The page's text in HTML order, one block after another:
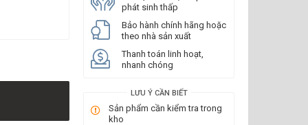
phát sinh thấp
Bảo hành chính hãng hoặc
theo nhà sản xuất
Thanh toán linh hoạt,
nhanh chóng
LƯU Ý CẦN BIẾT
Sản phẩm cần kiểm tra trong
kho